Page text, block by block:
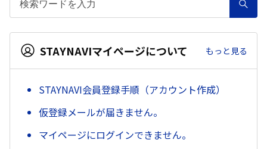
STAYNAVIマイページについて もっと見る
STAYNAVI会員登録手順（アカウント作成）
仮登録メールが届きません。
マイページにログインできません。